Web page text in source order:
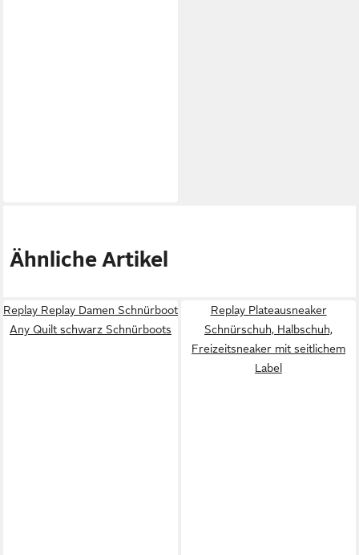
Ähnliche Artikel
Replay Replay Damen Schnürboot
Any Quilt schwarz Schnürboots
Replay Plateausneaker
Schnürschuh, Halbschuh,
Freizeitsneaker mit seitlichem
Label